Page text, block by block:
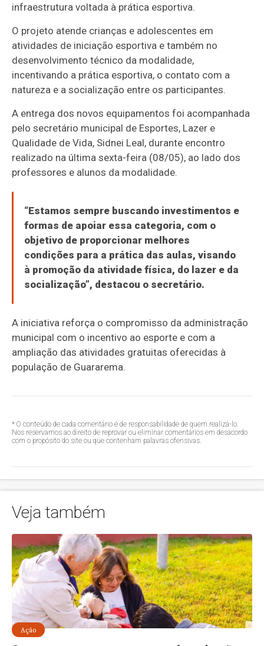
infraestrutura voltada à prática esportiva.
O projeto atende crianças e adolescentes em
atividades de iniciação esportiva e também no
desenvolvimento técnico da modalidade,
incentivando a prática esportiva, o contato com a
natureza e a socialização entre os participantes.
A entrega dos novos equipamentos foi acompanhada
pelo secretário municipal de Esportes, Lazer e
Qualidade de Vida, Sidnei Leal, durante encontro
realizado na última sexta-feira (08/05), ao lado dos
professores e alunos da modalidade.
“Estamos sempre buscando investimentos e
formas de apoiar essa categoria, com o
objetivo de proporcionar melhores
condições para a prática das aulas, visando
à promoção da atividade física, do lazer e da
socialização”, destacou o secretário.
A iniciativa reforça o compromisso da administração
municipal com o incentivo ao esporte e com a
ampliação das atividades gratuitas oferecidas à
população de Guararema.
* O conteúdo de cada comentário é de responsabilidade de quem realizá-lo.
Nos reservamos ao direito de reprovar ou eliminar comentários em desacordo
com o propósito do site ou que contenham palavras ofensivas.
Veja também
Ação